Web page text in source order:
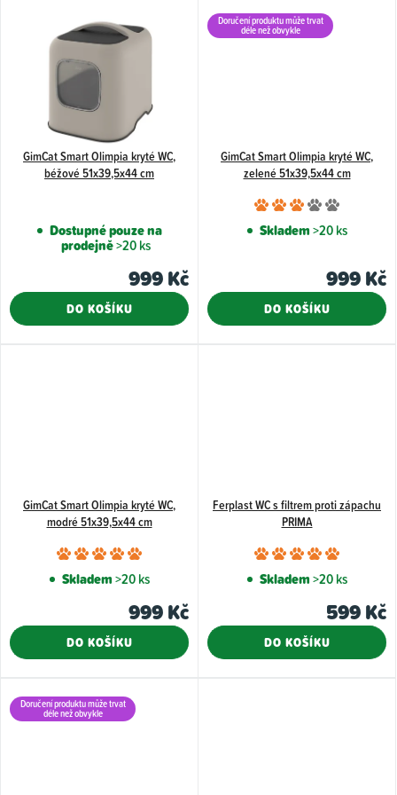
hvězdiček.
GimCat Smart Olimpia kryté WC,
béžové 51x39,5x44 cm
Dostupné pouze na
prodejně>20 ks
999 Kč
DO KOŠÍKU
Doručení produktu může trvat
déle než obvykle
GimCat Smart Olimpia kryté WC,
zelené 51x39,5x44 cm
je
3,0
Skladem>20 ks
999 Kč
DO KOŠÍKU
GimCat Smart Olimpia kryté WC,
modré 51x39,5x44 cm
Průměrné
hodnocení
je
z
Skladem>20 ks
999 Kč
DO KOŠÍKU
Ferplast WC s filtrem proti zápachu
PRIMA
je
z
Skladem>20 ks
599 Kč
DO KOŠÍKU
Doručení produktu může trvat
déle než obvykle